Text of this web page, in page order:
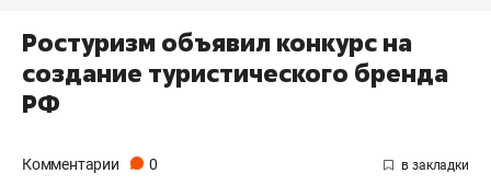
Ростуризм объявил конкурс на
создание туристического бренда
РФ
Комментарии 0